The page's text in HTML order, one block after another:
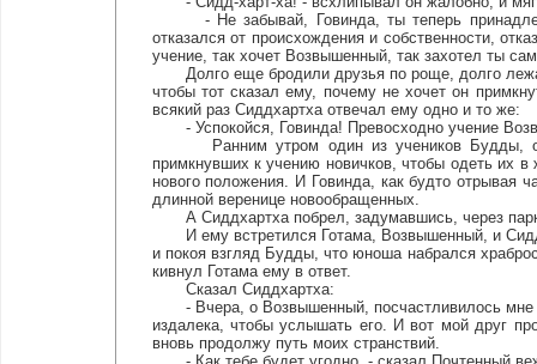
- Не забывай, Говинда, ты теперь
отказался от происхождения и собственности,
учение, так хочет Возвышенный, так захотел ты
Долго еще бродили друзья по роще, долго
чтобы тот сказал ему, почему не хочет он
всякий раз Сиддхартха отвечал ему одно и то же:
- Успокойся, Говинда! Превосходно учение
Ранним утром один из учеников Будды,
примкнувших к учению новичков, чтобы одеть их
нового положения. И Говинда, как будто отрывая
длинной веренице новообращенных.
А Сиддхартха побрел, задумавшись, через
И ему встретился Готама, Возвышенный, и
и покоя взгляд Будды, что юноша набрался
кивнул Готама ему в ответ.
Сказал Сиддхартха:
- Вчера, о Возвышенный, посчастливилось мне
издалека, чтобы услышать его. И вот мой друг
вновь продолжу путь моих странствий.